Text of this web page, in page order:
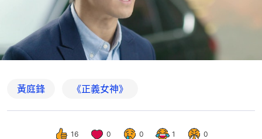
黃庭鋒 《正義女神》
16 0 0 1 0